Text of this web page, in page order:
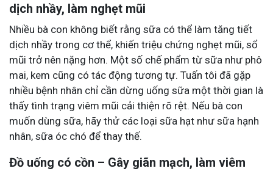
dịch nhầy, làm nghẹt mũi
Nhiều bà con không biết rằng sữa có thể làm tăng tiết
dịch nhầy trong cơ thể, khiến triệu chứng nghẹt mũi, sổ
mũi trở nên nặng hơn. Một số chế phẩm từ sữa như phô
mai, kem cũng có tác động tương tự. Tuấn tôi đã gặp
nhiều bệnh nhân chỉ cần dừng uống sữa một thời gian là
thấy tình trạng viêm mũi cải thiện rõ rệt. Nếu bà con
muốn dùng sữa, hãy thử các loại sữa hạt như sữa hạnh
nhân, sữa óc chó để thay thế.
Đồ uống có cồn – Gây giãn mạch, làm viêm